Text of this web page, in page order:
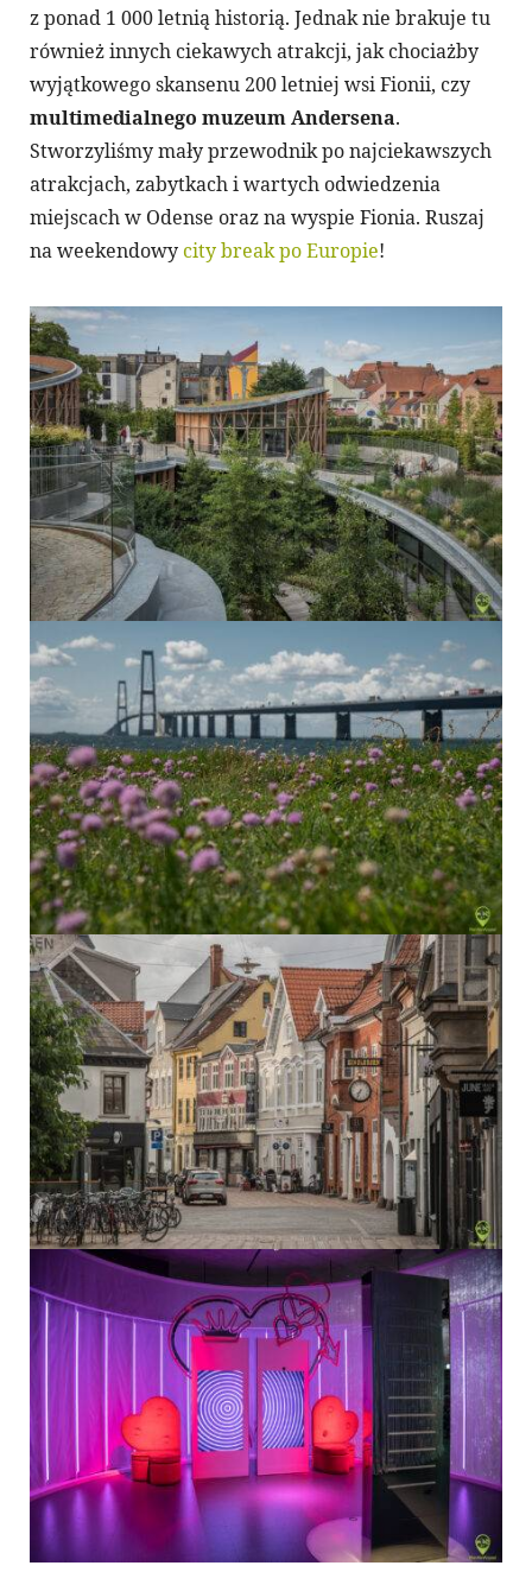
z ponad 1 000 letnią historią. Jednak nie brakuje tu
również innych ciekawych atrakcji, jak chociażby
wyjątkowego skansenu 200 letniej wsi Fionii, czy
multimedialnego muzeum Andersena.
Stworzyliśmy mały przewodnik po najciekawszych
atrakcjach, zabytkach i wartych odwiedzenia
miejscach w Odense oraz na wyspie Fionia. Ruszaj
na weekendowycity break po Europie!